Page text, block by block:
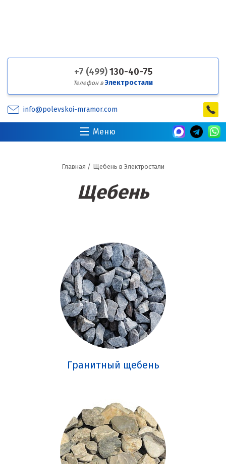
+7 (499)130-40-75
Телефон вЭлектростали
info@polevskoi-mramor.com
Меню
Главная / Щебень в Электростали
Щебень
Гранитный щебень